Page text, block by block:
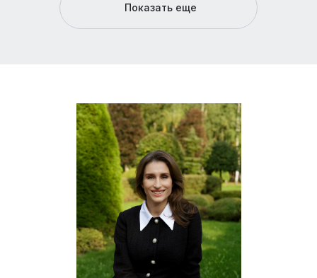
Показать еще